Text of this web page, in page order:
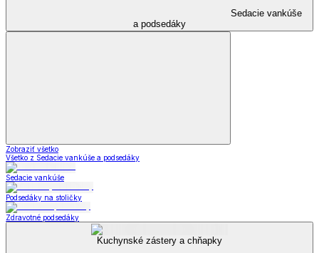
Sedacie vankúše
a podsedáky
Zobraziť všetko
Všetko z Sedacie vankúše a podsedáky
Sedacie vankúše
Podsedáky na stoličky
Zdravotné podsedáky
Kuchynské zástery a chňapky